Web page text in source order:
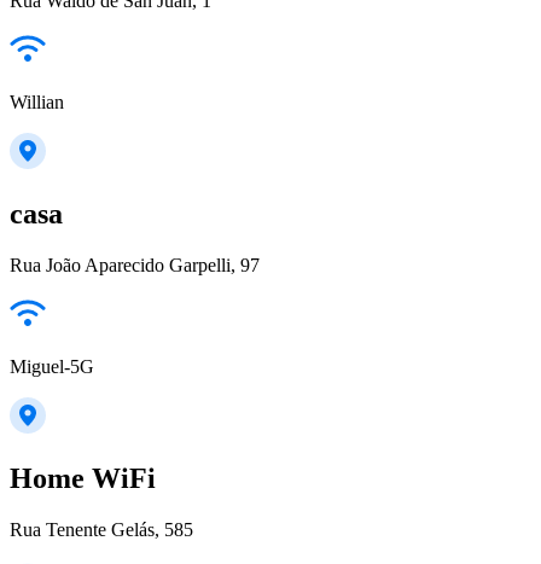
Willian
casa
Rua João Aparecido Garpelli, 97
Miguel-5G
Home WiFi
Rua Tenente Gelás, 585